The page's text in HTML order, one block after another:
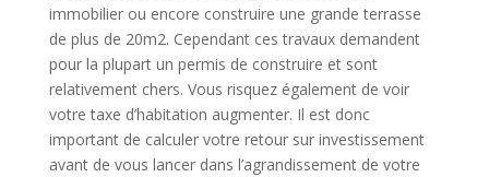
immobilier ou encore construire une grande terrasse
de plus de 20m2. Cependant ces travaux demandent
pour la plupart un permis de construire et sont
relativement chers. Vous risquez également de voir
votre taxe d’habitation augmenter. Il est donc
important de calculer votre retour sur investissement
avant de vous lancer dans l’agrandissement de votre